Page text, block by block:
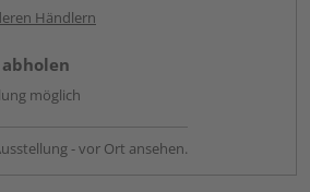
Händlern
möglich
- vor Ort ansehen.